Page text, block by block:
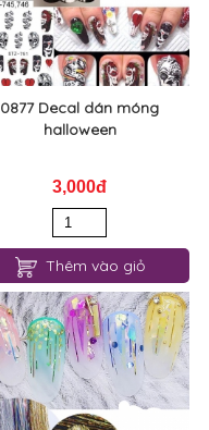
0877 Decal dán móng
halloween
3,000đ
Thêm vào giỏ